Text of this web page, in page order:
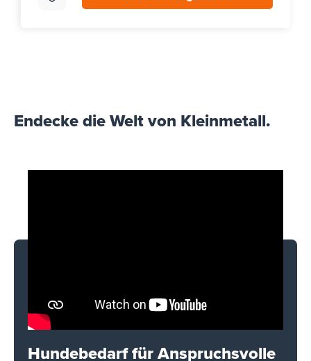
Endecke die Welt von Kleinmetall.
Hundebedarf für Anspruchsvolle